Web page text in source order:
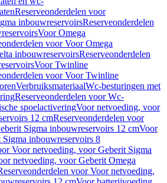
Reserveonderdelen voor
inbouwreservoirsReserveonderdelen
Voor Omega
voor Voor Omega
inbouwreservoirsReserveonderdelen
Voor Twinline
voor Voor Twinline
VerbruiksmateriaalWc-besturingen met
Reserveonderdelen voor Wc-
spoelactiveringVoor netvoeding, voor
12 cmReserveonderdelen voor
Sigma inbouwreservoirs 12 cmVoor
inbouwreservoirs 8
Voor netvoeding, voor Geberit Sigma
netvoeding, voor Geberit Omega
voor Voor netvoeding,